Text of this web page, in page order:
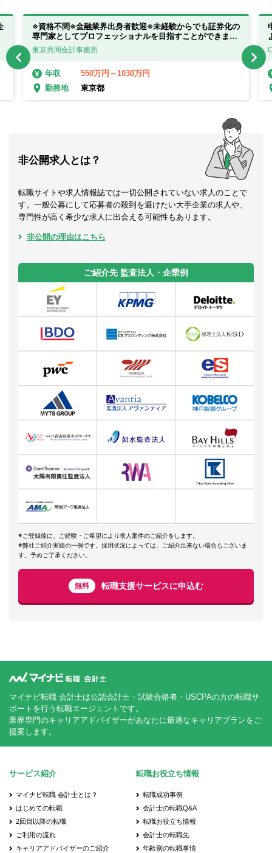
※資格不問※金融業界出身者歓迎※未経験からでも証券化の
専門家としてプロフェッショナルを目指すことができま
す。！
東京共同会計事務所
年収
550万円～1030万円
勤務地
東京都
非公開求人とは？
転職サイトや求人情報誌では一切公開されていない求人のことで
す。一般公募にして応募者の殺到を避けたい大手企業の求人や、
専門性が高く希少な求人に出会える可能性もあります。
非公開の理由はこちら
ご紹介先 監査法人・企業例
※ご登録後に、ご経験・ご希望により求人案件のご紹介をします。
※弊社ご紹介実績の一例です。採用状況によっては、ご紹介出来ない場合もございま
す。予めご了承ください。
無料 転職支援サービスに申込む
マイナビ転職 会計士は公認会計士・試験合格者・USCPAの方の転職サ
ポートを行う転職エージェントです。
業界専門のキャリアアドバイザーがあなたに最適なキャリアプランをご
提案します。
サービス紹介
マイナビ転職 会計士とは？
はじめての転職
2回目以降の転職
ご利用の流れ
キャリアアドバイザーのご紹介
転職お役立ち情報
転職成功事例
会計士の転職Q&A
転職お役立ち情報
会計士の転職先
年齢別の転職事情